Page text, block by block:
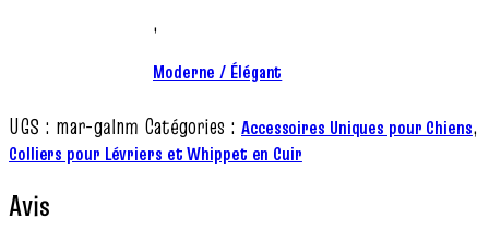
,
Moderne / Élégant
UGS : mar-galnm Catégories : Accessoires Uniques pour Chiens,
Colliers pour Lévriers et Whippet en Cuir
Avis